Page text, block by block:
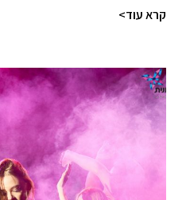
קרא עוד>